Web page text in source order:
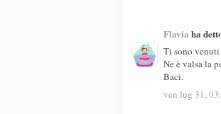
Flavia ha
Ti sono
Ne è valsa la
Baci.
ven lug 31,